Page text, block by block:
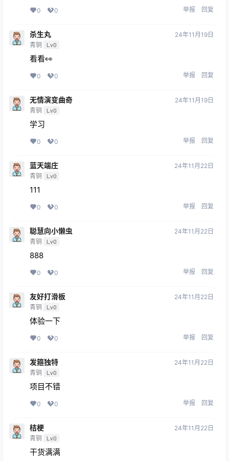
0 0 举报 回复
杀生丸
青铜 Lv0
24年11月19日
看看👀
0 0 举报 回复
无情演变曲奇
青铜 Lv0
24年11月19日
学习
0 0 举报 回复
蓝天端庄
青铜 Lv0
24年11月22日
111
0 0 举报 回复
聪慧向小懒虫
青铜 Lv0
24年11月22日
888
0 0 举报 回复
友好打滑板
青铜 Lv0
24年11月22日
体验一下
0 0 举报 回复
发箍独特
青铜 Lv0
24年11月22日
项目不错
0 0 举报 回复
桔梗
青铜 Lv0
24年11月22日
干货满满